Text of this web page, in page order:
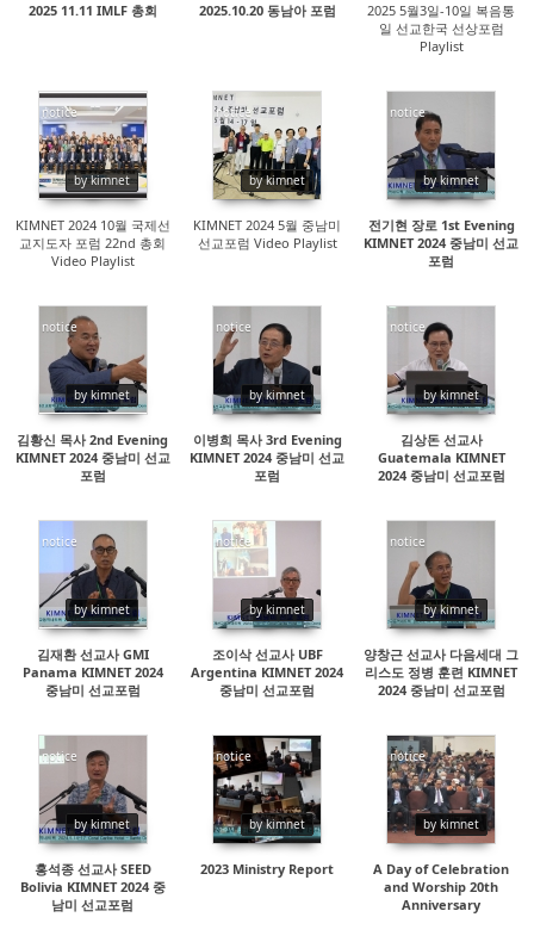
2025 11.11 IMLF 총회 2025.10.20 동남아 포럼
2025 5월3일-10일 복음통
일 선교한국 선상포럼
Playlist
notice
by kimnet
15225
KIMNET 2024 10월 국제선
교지도자 포럼 22nd 총회
Video Playlist
notice
by kimnet
14345
KIMNET 2024 5월 중남미
선교포럼 Video Playlist
notice
by kimnet
14257
전기현 장로 1st Evening
KIMNET 2024 중남미 선교
포럼
notice
by kimnet
14343
김황신 목사 2nd Evening
KIMNET 2024 중남미 선교
포럼
notice
by kimnet
14124
이병희 목사 3rd Evening
KIMNET 2024 중남미 선교
포럼
notice
by kimnet
19836
김상돈 선교사
Guatemala KIMNET
2024 중남미 선교포럼
notice
by kimnet
14339
김재환 선교사 GMI
Panama KIMNET 2024
중남미 선교포럼
notice
by kimnet
16481
조이삭 선교사 UBF
Argentina KIMNET 2024
중남미 선교포럼
notice
by kimnet
14178
양창근 선교사 다음세대 그
리스도 정병 훈련 KIMNET
2024 중남미 선교포럼
notice
by kimnet
28070
홍석종 선교사 SEED
Bolivia KIMNET 2024 중
남미 선교포럼
notice
by kimnet
19716
2023 Ministry Report
notice
by kimnet
16926
A Day of Celebration
and Worship 20th
Anniversary